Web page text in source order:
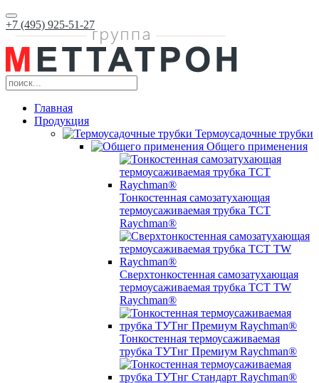
+7 (495) 925-51-27
Главная
Продукция
Термоусадочные трубки
Общего применения
Тонкостенная самозатухающая
термоусаживаемая трубка ТCT
Raychman®
Сверхтонкостенная самозатухающая
термоусаживаемая трубка ТCT TW
Raychman®
Тонкостенная термоусаживаемая
трубка ТУТнг Премиум Raychman®